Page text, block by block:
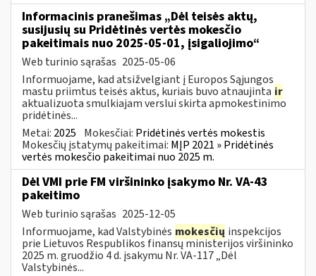
Informacinis pranešimas „Dėl teisės aktų,
susijusių su Pridėtinės vertės mokesčio
pakeitimais nuo 2025-05-01, įsigaliojimo“
Web turinio sąrašas 2025-05-06
Informuojame, kad atsižvelgiant į Europos Sąjungos
mastu priimtus teisės aktus, kuriais buvo atnaujinta ir
aktualizuota smulkiajam verslui skirta apmokestinimo
pridėtinės...
Metai: 2025 Mokesčiai: Pridėtinės vertės mokestis
Mokesčių įstatymų pakeitimai: MĮP 2021 » Pridėtinės
vertės mokesčio pakeitimai nuo 2025 m.
Dėl VMI prie FM viršininko įsakymo Nr. VA-43
pakeitimo
Web turinio sąrašas 2025-12-05
Informuojame, kad Valstybinės mokesčių inspekcijos
prie Lietuvos Respublikos finansų ministerijos viršininko
2025 m. gruodžio 4 d. įsakymu Nr. VA-117 „Dėl
Valstybinės...